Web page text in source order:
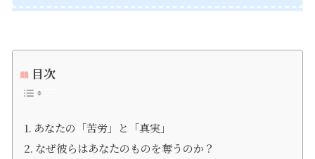
目次
あなたの「苦労」と「真実」
なぜ彼らはあなたのものを奪うのか？